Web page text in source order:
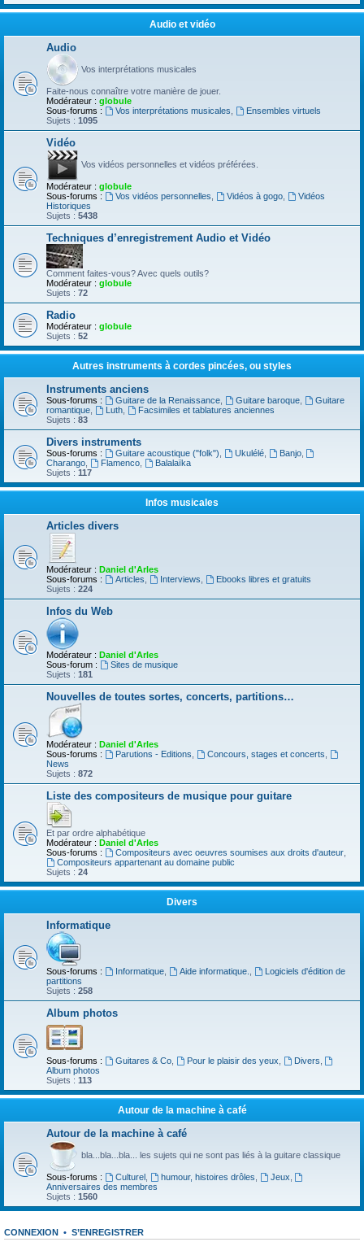
Audio et vidéo
Audio
Vos interprétations musicales
Faite-nous connaître votre manière de jouer.
Modérateur : globule
Sous-forums :
Vos interprétations musicales
Ensembles virtuels
Sujets : 1095
Vidéo
Vos vidéos personnelles et vidéos préférées.
Modérateur : globule
Sous-forums :
Vos vidéos personnelles Vidéos à gogo,
Vidéos
Historiques
Sujets : 5438
Techniques d’enregistrement Audio et Vidéo
Comment faites-vous? Avec quels outils?
Modérateur : globule
Sujets : 72
Radio
Modérateur : globule
Sujets : 52
Autres instruments à cordes pincées, ou styles
Instruments anciens
Sous-forums : Guitare de la Renaissance, Guitare baroque,
Guitare
romantique
Luth,
Facsimiles et tablatures anciennes
Sujets : 83
Divers instruments
Sous-forums : Guitare acoustique ("folk") Ukulélé, Banjo,
Charango
Flamenco,
Balalaïka
Sujets : 117
Infos musicales
Articles divers
Modérateur : Daniel d'Arles
Sous-forums :
Articles Interviews
Ebooks libres et gratuits
Sujets : 224
Infos du Web
Modérateur : Daniel d'Arles
Sous-forum :
Sites de musique
Sujets : 181
Nouvelles de toutes sortes, concerts, partitions…
Modérateur : Daniel d'Arles
Sous-forums :
Parutions - Editions Concours, stages et concerts
News
Sujets : 872
Liste des compositeurs de musique pour guitare
Et par ordre alphabétique
Modérateur : Daniel d'Arles
Sous-forums :
Compositeurs avec oeuvres soumises aux droits d'auteur,
Compositeurs appartenant au domaine public
Sujets : 24
Divers
Informatique
Sous-forums : Informatique, Aide informatique.
Logiciels d'édition de
partitions
Sujets : 258
Album photos
Sous-forums : Guitares & Co, Pour le plaisir des yeux Divers
Album photos
Sujets : 113
Autour de la machine à café
Autour de la machine à café
bla...bla...bla... les sujets qui ne sont pas liés à la guitare classique
Sous-forums : Culturel, humour, histoires drôles Jeux
Anniversaires des membres
Sujets : 1560
CONNEXION • S’ENREGISTRER